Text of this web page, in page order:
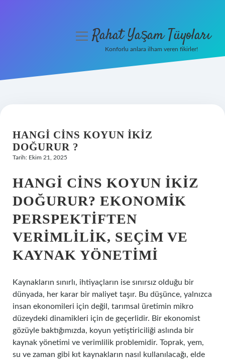
Hakkımızda
menüyüRahat Yaşam Tüyoları
Konforlu anlara ilham veren fikirler!
HANGI CINS KOYUN IKIZ
DOĞURUR ?
Tarih: Ekim 21, 2025
HANGI CINS KOYUN İKIZ
DOĞURUR? EKONOMIK
PERSPEKTIFTEN
VERIMLILIK, SEÇIM VE
KAYNAK YÖNETIMI
Kaynakların sınırlı, ihtiyaçların ise sınırsız olduğu bir
dünyada, her karar bir maliyet taşır. Bu düşünce, yalnızca
insan ekonomileri için değil, tarımsal üretimin mikro
düzeydeki dinamikleri için de geçerlidir. Bir ekonomist
gözüyle baktığımızda, koyun yetiştiriciliği aslında bir
kaynak yönetimi ve verimlilik problemidir. Toprak, yem,
su ve zaman gibi kıt kaynakların nasıl kullanılacağı, elde